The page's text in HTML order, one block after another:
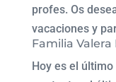
profes. Os
vacaciones y
Familia Valera
Hoy es el último